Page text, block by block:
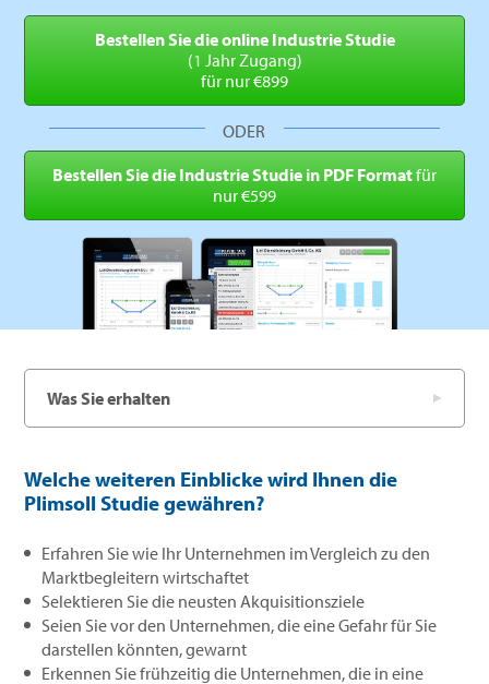
Bestellen Sie die online Industrie Studie
(1 Jahr Zugang)
für nur €899
ODER
Bestellen Sie die IndustrieStudie in PDF Formatfür
nur €599
Was Sie erhalten
Welche weiteren Einblicke wird Ihnen die
Plimsoll Studie gewähren?
Erfahren Sie wie Ihr Unternehmen im Vergleich zu den
Marktbegleitern wirtschaftet
Selektieren Sie die neusten Akquisitionsziele
Seien Sie vor den Unternehmen, die eine Gefahr für Sie
darstellen könnten, gewarnt
Erkennen Sie frühzeitig die Unternehmen, die in eine